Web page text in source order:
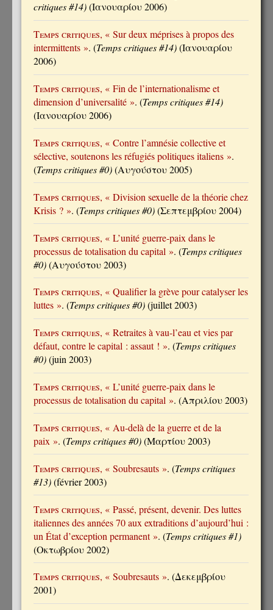
critiques #14)(Ιανουαρίου 2006)
Temps critiques, « Sur deux méprises à propos des
intermittents ». (Temps critiques #14)(Ιανουαρίου
2006)
Temps critiques, « Fin de l’internationalisme et
dimension d’universalité ». (Temps critiques #14)
(Ιανουαρίου 2006)
Temps critiques, « Contre l’amnésie collective et
sélective, soutenons les réfugiés politiques italiens ».
(Temps critiques #0)(Αυγούστου 2005)
Temps critiques, « Division sexuelle de la théorie chez
Krisis ? ». (Temps critiques #0)(Σεπτεμβρίου 2004)
Temps critiques, « L’unité guerre-paix dans le
processus de totalisation du capital ». (Temps critiques
#0)(Αυγούστου 2003)
Temps critiques, « Qualifier la grève pour catalyser les
luttes ». (Temps critiques #0)(juillet 2003)
Temps critiques, « Retraites à vau-l’eau et vies par
défaut, contre le capital : assaut ! ». (Temps critiques
#0)(juin 2003)
Temps critiques, « L’unité guerre-paix dans le
processus de totalisation du capital ». (Απριλίου 2003)
Temps critiques, « Au-delà de la guerre et de la
paix ». (Temps critiques #0)(Μαρτίου 2003)
Temps critiques, « Soubresauts ». (Temps critiques
#13)(février 2003)
Temps critiques, « Passé, présent, devenir. Des luttes
italiennes des années 70 aux extraditions d’aujourd’hui :
un État d’exception permanent ». (Temps critiques #1)
(Οκτωβρίου 2002)
Temps critiques, « Soubresauts ». (Δεκεμβρίου
2001)